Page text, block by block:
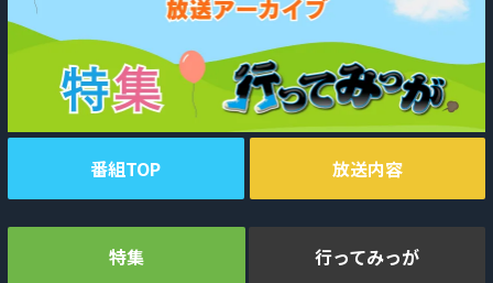
It推しTV
番組表を見る
番組TOP 放送内容
特集 行ってみっが